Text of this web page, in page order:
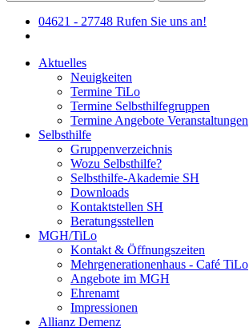
04621 - 27748 Rufen Sie uns an!
Aktuelles
Neuigkeiten
Termine TiLo
Termine Selbsthilfegruppen
Termine Angebote Veranstaltungen
Selbsthilfe
Gruppenverzeichnis
Wozu Selbsthilfe?
Selbsthilfe-Akademie SH
Downloads
Kontaktstellen SH
Beratungsstellen
MGH/TiLo
Kontakt & Öffnungszeiten
Mehrgenerationenhaus - Café TiLo
Angebote im MGH
Ehrenamt
Impressionen
Allianz Demenz